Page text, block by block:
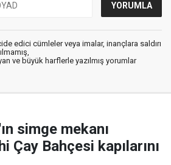
edici cümleler veya imalar, inançlara saldırı
ve büyük harflerle yazılmış yorumlar
simge mekanı
Çay Bahçesi kapılarını